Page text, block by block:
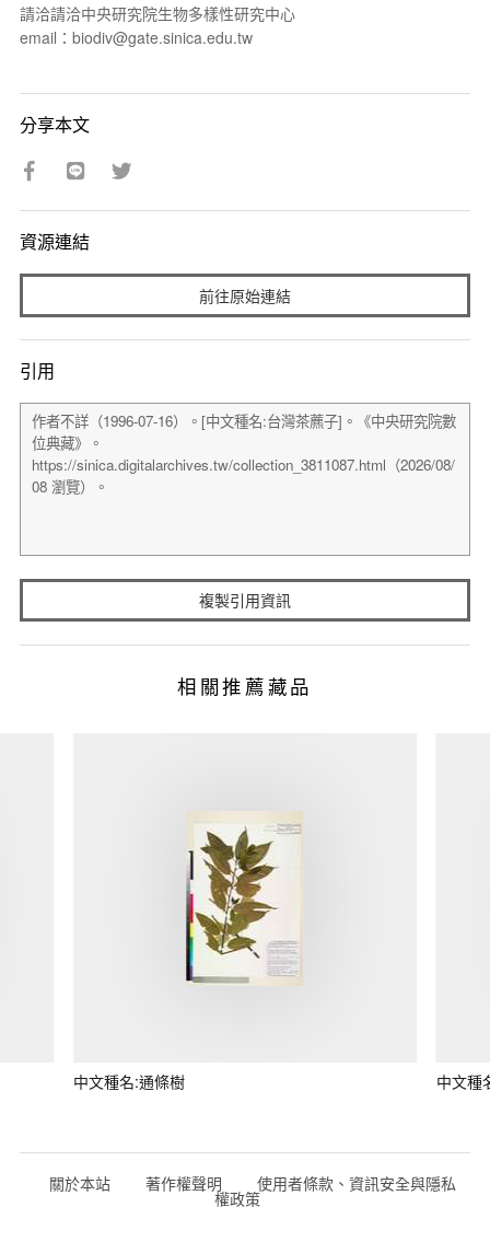
請洽請洽中央研究院生物多樣性研究中心
email：biodiv@gate.sinica.edu.tw
分享本文
資源連結
前往原始連結
引用
複製引用資訊
相關推薦藏品
中文種名:通條樹 中文種
關於本站 著作權聲明 使用者條款、資訊安全與隱私
權政策